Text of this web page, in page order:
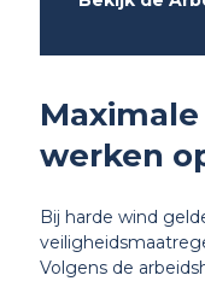
werken
Bij harde wind
Volgens de